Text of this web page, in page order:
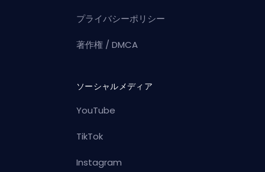
プライバシーポリシー
著作権 / DMCA
ソーシャルメディア
YouTube
TikTok
Instagram